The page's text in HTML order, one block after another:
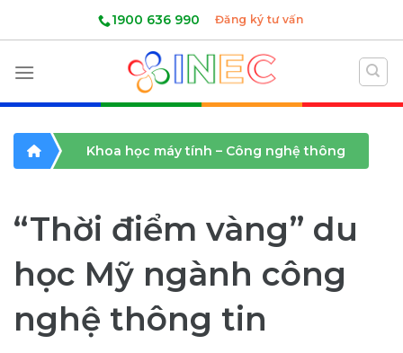
1900 636 990 Đăng ký tư vấn
Khoa học máy tính – Công nghệ thông
“Thời điểm vàng” du
học Mỹ ngành công
nghệ thông tin